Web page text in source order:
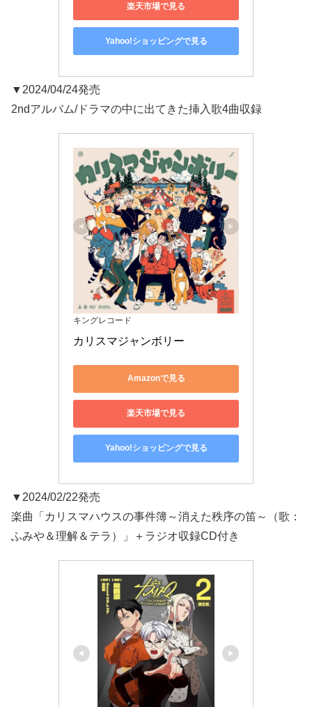
楽天市場で見る
Yahoo!ショッピングで見る
▼2024/04/24発売
2ndアルバム/ドラマの中に出てきた挿入歌4曲収録
キングレコード
カリスマジャンボリー
Amazonで見る
楽天市場で見る
Yahoo!ショッピングで見る
▼2024/02/22発売
楽曲「カリスマハウスの事件簿～消えた秩序の笛～（歌：
ふみや＆理解＆テラ）」＋ラジオ収録CD付き